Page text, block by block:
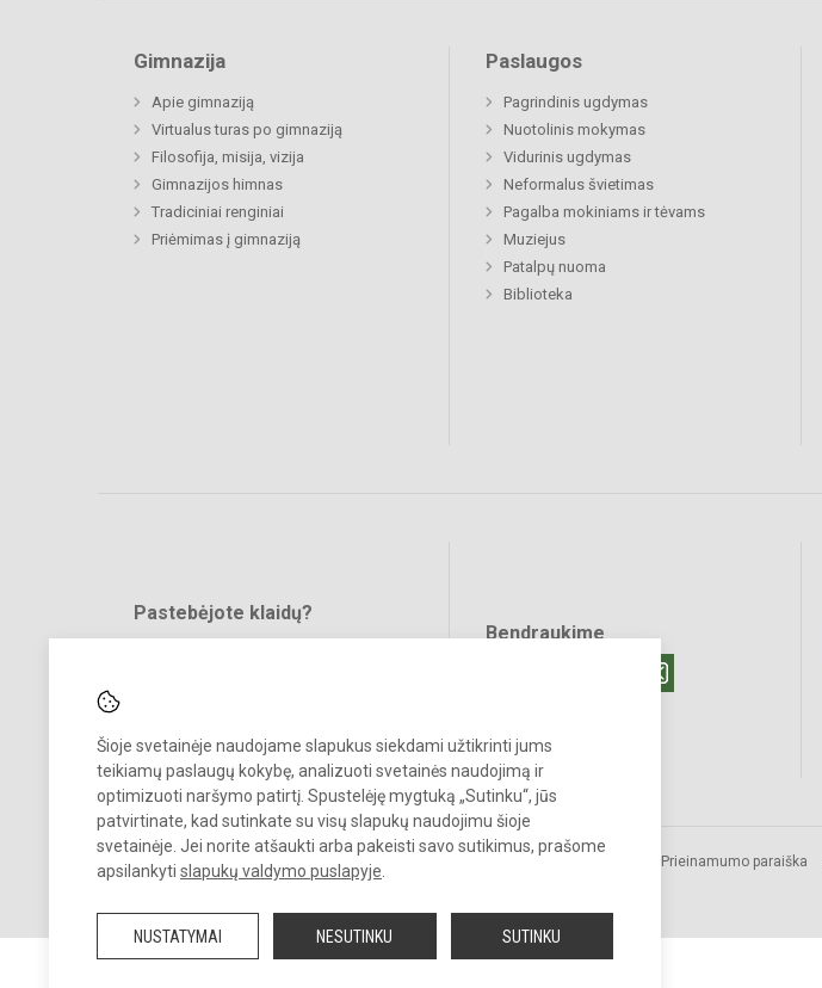
Šioje svetainėje naudojame slapukus siekdami užtikrinti jums
teikiamų paslaugų kokybę, analizuoti svetainės naudojimą ir
optimizuoti naršymo patirtį. Spustelėję mygtuką „Sutinku“, jūs
patvirtinate, kad sutinkate su visų slapukų naudojimu šioje
svetainėje. Jei norite atšaukti arba pakeisti savo sutikimus, prašome
apsilankyti slapukų valdymo puslapyje
NUSTATYMAI NESUTINKU SUTINKU
Gimnazija
Apie gimnaziją
Virtualus turas po gimnaziją
Filosofija, misija, vizija
Gimnazijos himnas
Tradiciniai renginiai
Priėmimas į gimnaziją
Paslaugos
Pagrindinis ugdymas
Nuotolinis mokymas
Vidurinis ugdymas
Neformalus švietimas
Pagalba mokiniams ir tėvams
Muziejus
Patalpų nuoma
Biblioteka
Pastebėjote klaidų?
Bendraukime
© 2023 Kauno „Saulės“ gimnazija. Visos teisės saugomos.
Kopijuoti turinį be raštiško gimnazijos sutikimo griežtai draudžiama.
Prieinamumo paraiška